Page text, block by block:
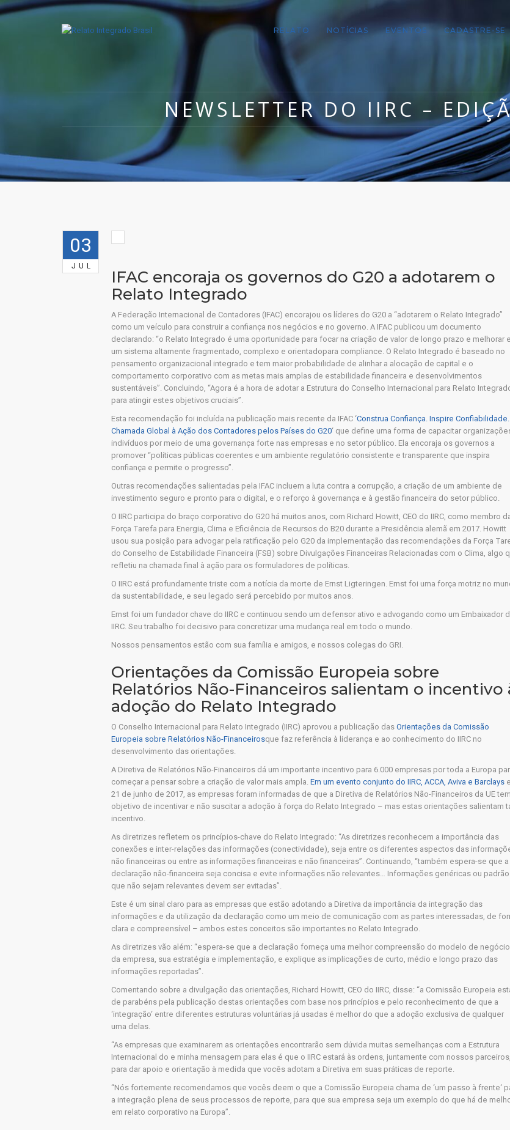
RELATO NOTÍCIAS EVENTOS CADASTRE-SE
NEWSLETTER DO IIRC –
03
JUL
IFAC encoraja os governos do G20 a adotarem o
Relato Integrado
A Federação Internacional de Contadores (IFAC) encorajou os líderes do G20 a “adotarem o Relato Integrado”
como um veículo para construir a confiança nos negócios e no governo. A IFAC publicou um documento
declarando: “o Relato Integrado é uma oportunidade para focar na criação de valor de longo prazo e melhorar
um sistema altamente fragmentado, complexo e orientadopara compliance. O Relato Integrado é baseado no
pensamento organizacional integrado e tem maior probabilidade de alinhar a alocação de capital e o
comportamento corporativo com as metas mais amplas de estabilidade financeira e desenvolvimentos
sustentáveis”. Concluindo, “Agora é a hora de adotar a Estrutura do Conselho Internacional para Relato
para atingir estes objetivos cruciais”.
Esta recomendação foi incluída na publicação mais recente da IFAC ‘Construa Confiança. Inspire
Chamada Global à Ação dos Contadores pelos Países do G20‘ que define uma forma de capacitar
indivíduos por meio de uma governança forte nas empresas e no setor público. Ela encoraja os governos a
promover “políticas públicas coerentes e um ambiente regulatório consistente e transparente que inspira
confiança e permite o progresso”.
Outras recomendações salientadas pela IFAC incluem a luta contra a corrupção, a criação de um ambiente de
investimento seguro e pronto para o digital, e o reforço à governança e à gestão financeira do setor público.
O IIRC participa do braço corporativo do G20 há muitos anos, com Richard Howitt, CEO do IIRC, como membro
Força Tarefa para Energia, Clima e Eficiência de Recursos do B20 durante a Presidência alemã em 2017. Howitt
usou sua posição para advogar pela ratificação pelo G20 da implementação das recomendações da Força
do Conselho de Estabilidade Financeira (FSB) sobre Divulgações Financeiras Relacionadas com o Clima, algo
refletiu na chamada final à ação para os formuladores de políticas.
O IIRC está profundamente triste com a notícia da morte de Ernst Ligteringen. Ernst foi uma força motriz no
da sustentabilidade, e seu legado será percebido por muitos anos.
Ernst foi um fundador chave do IIRC e continuou sendo um defensor ativo e advogando como um Embaixador
IIRC. Seu trabalho foi decisivo para concretizar uma mudança real em todo o mundo.
Nossos pensamentos estão com sua família e amigos, e nossos colegas do GRI.
Orientações da Comissão Europeia sobre
Relatórios Não-Financeiros salientam o incentivo
adoção do Relato Integrado
O Conselho Internacional para Relato Integrado (IIRC) aprovou a publicação das Orientações da Comissão
Europeia sobre Relatórios Não-Financeirosque faz referência à liderança e ao conhecimento do IIRC no
desenvolvimento das orientações.
A Diretiva de Relatórios Não-Financeiros dá um importante incentivo para 6.000 empresas por toda a Europa
começar a pensar sobre a criação de valor mais ampla. Em um evento conjunto do IIRC, ACCA, Aviva e Barclays
21 de junho de 2017, as empresas foram informadas de que a Diretiva de Relatórios Não-Financeiros da UE
objetivo de incentivar e não suscitar a adoção à força do Relato Integrado – mas estas orientações salientam
incentivo.
As diretrizes refletem os princípios-chave do Relato Integrado: “As diretrizes reconhecem a importância das
conexões e inter-relações das informações (conectividade), seja entre os diferentes aspectos das
não financeiras ou entre as informações financeiras e não financeiras”. Continuando, “também espera-se que a
declaração não-financeira seja concisa e evite informações não relevantes… Informações genéricas ou padrão
que não sejam relevantes devem ser evitadas”.
Este é um sinal claro para as empresas que estão adotando a Diretiva da importância da integração das
informações e da utilização da declaração como um meio de comunicação com as partes interessadas, de
clara e compreensível – ambos estes conceitos são importantes no Relato Integrado.
As diretrizes vão além: “espera-se que a declaração forneça uma melhor compreensão do modelo de
da empresa, sua estratégia e implementação, e explique as implicações de curto, médio e longo prazo das
informações reportadas”.
Comentando sobre a divulgação das orientações, Richard Howitt, CEO do IIRC, disse: “a Comissão Europeia
de parabéns pela publicação destas orientações com base nos princípios e pelo reconhecimento de que a
‘integração‘ entre diferentes estruturas voluntárias já usadas é melhor do que a adoção exclusiva de qualquer
uma delas.
“As empresas que examinarem as orientações encontrarão sem dúvida muitas semelhanças com a Estrutura
Internacional do e minha mensagem para elas é que o IIRC estará às ordens, juntamente com nossos parceiros,
para dar apoio e orientação à medida que vocês adotam a Diretiva em suas práticas de reporte.
“Nós fortemente recomendamos que vocês deem o que a Comissão Europeia chama de ‘um passo à frente‘
a integração plena de seus processos de reporte, para que sua empresa seja um exemplo do que há de
em relato corporativo na Europa”.